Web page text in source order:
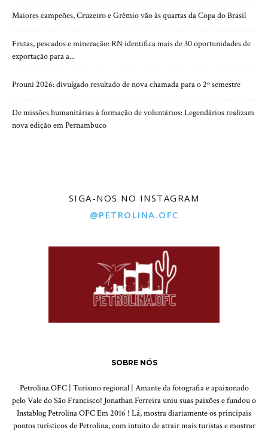
Maiores campeões, Cruzeiro e Grêmio vão às quartas da Copa do Brasil
Frutas, pescados e mineração: RN identifica mais de 30 oportunidades de
exportação para a...
Prouni 2026: divulgado resultado de nova chamada para o 2º semestre
De missões humanitárias à formação de voluntários: Legendários realizam
nova edição em Pernambuco
SIGA-NOS NO INSTAGRAM
@PETROLINA.OFC
SOBRE NÓS
Petrolina.OFC | Turismo regional | Amante da fotografia e apaixonado
pelo Vale do São Francisco! Jonathan Ferreira uniu suas paixões e fundou o
Instablog Petrolina OFC Em 2016 ! Lá, mostra diariamente os principais
pontos turísticos de Petrolina, com intuito de atrair mais turistas e mostrar